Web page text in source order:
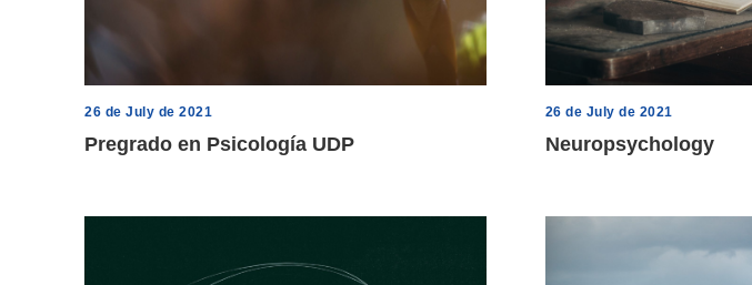
26 de July de 2021
Pregrado en Psicología UDP
26 de July de 2021
Neuropsychology